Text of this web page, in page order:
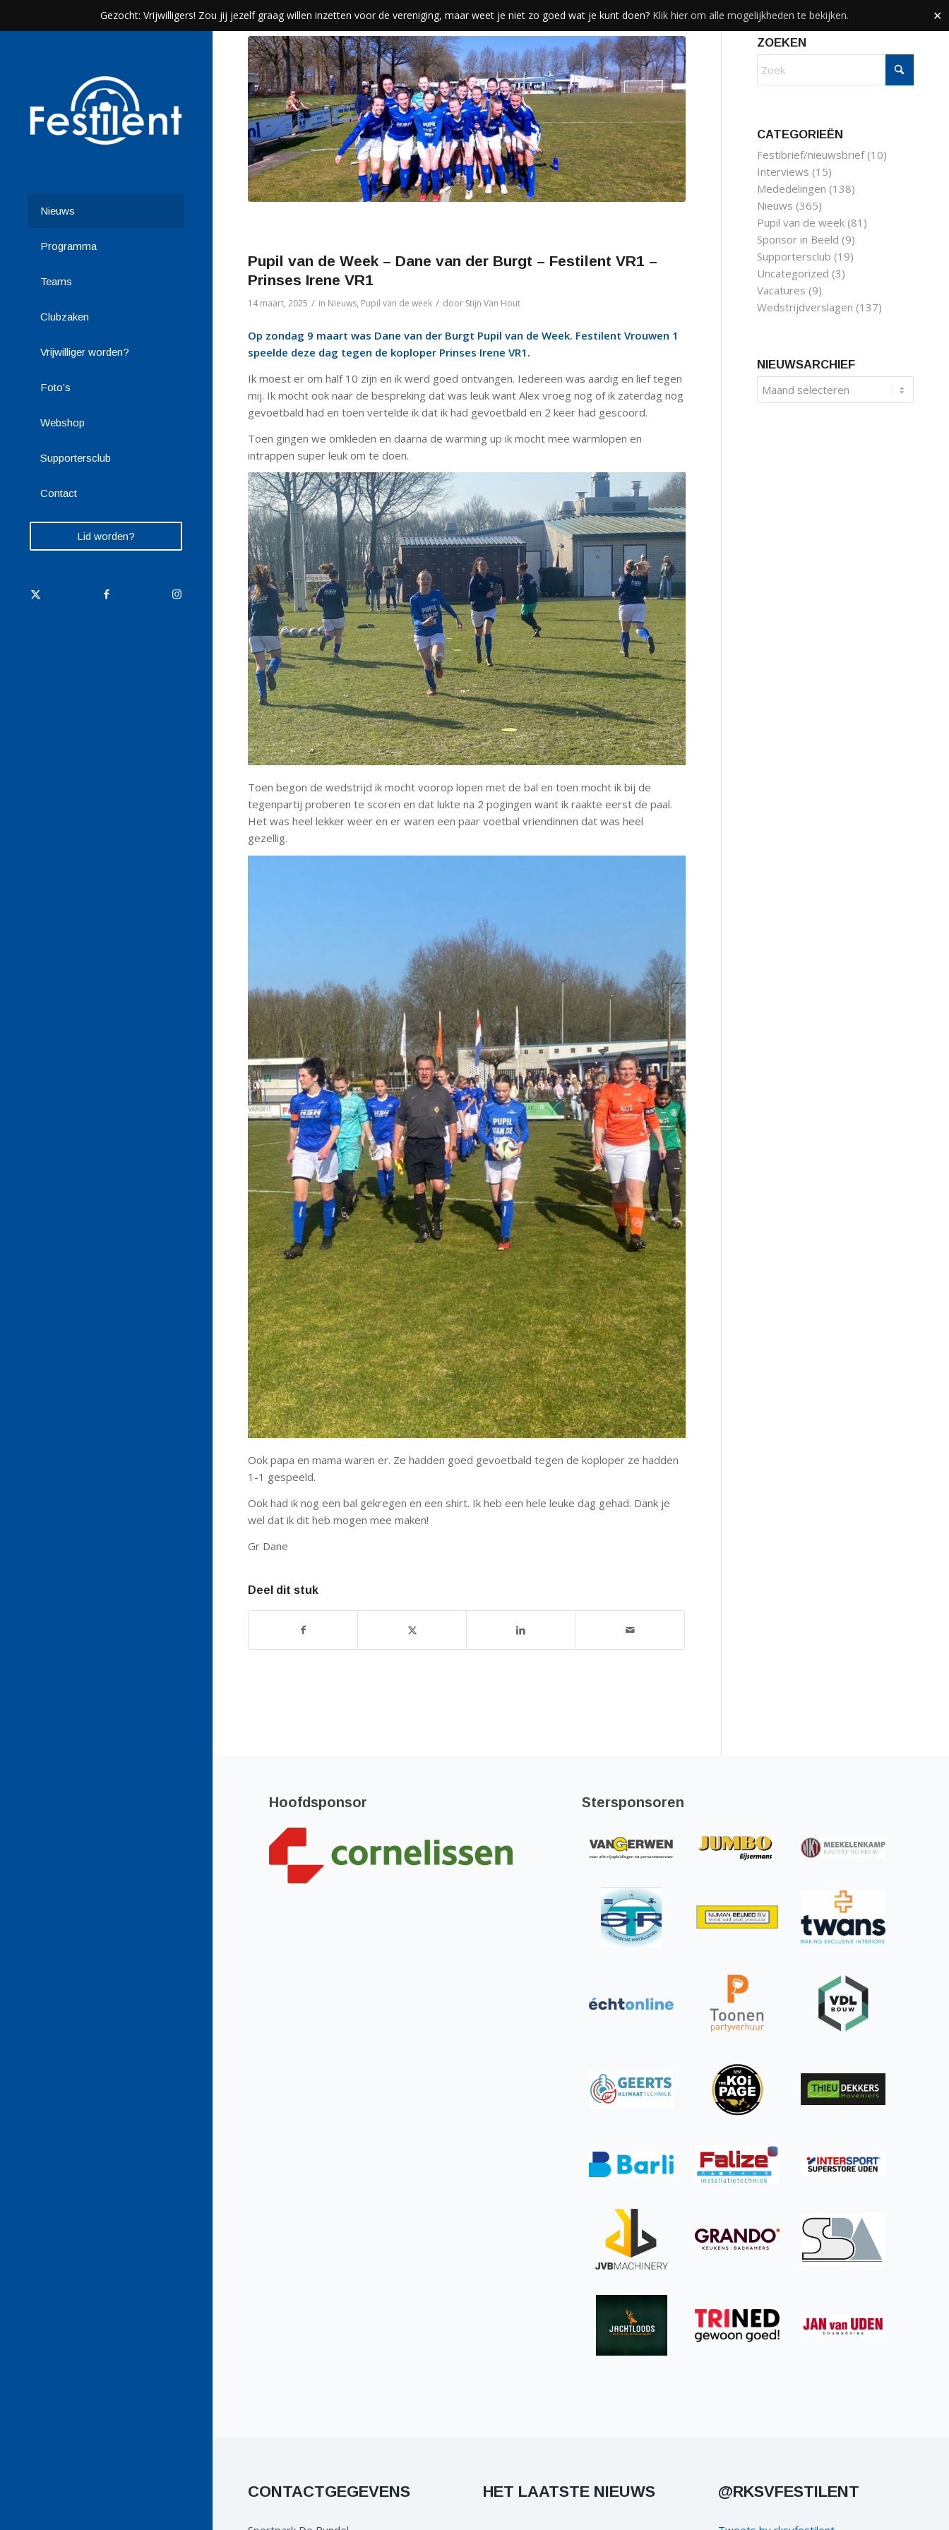
Gezocht: Vrijwilligers! Zou jij jezelf graag willen inzetten voor de vereniging, maar weet je niet zo goed wat je kunt doen? Klik hier om alle mogelijkheden te bekijken. ✕
Nieuws
Programma
Teams
Clubzaken
Vrijwilliger worden?
Foto’s
Webshop
Supportersclub
Contact
Lid worden?
Pupil van de Week – Dane van der Burgt – Festilent VR1 –
Prinses Irene VR1
14 maart, 2025 / in Nieuws, Pupil van de week / door Stijn Van Hout
Op zondag 9 maart was Dane van der Burgt Pupil van de Week. Festilent Vrouwen 1
speelde deze dag tegen de koploper Prinses Irene VR1.
Ik moest er om half 10 zijn en ik werd goed ontvangen. Iedereen was aardig en lief tegen
mij. Ik mocht ook naar de bespreking dat was leuk want Alex vroeg nog of ik zaterdag nog
gevoetbald had en toen vertelde ik dat ik had gevoetbald en 2 keer had gescoord.
Toen gingen we omkleden en daarna de warming up ik mocht mee warmlopen en
intrappen super leuk om te doen.
Toen begon de wedstrijd ik mocht voorop lopen met de bal en toen mocht ik bij de
tegenpartij proberen te scoren en dat lukte na 2 pogingen want ik raakte eerst de paal.
Het was heel lekker weer en er waren een paar voetbal vriendinnen dat was heel
gezellig.
Ook papa en mama waren er. Ze hadden goed gevoetbald tegen de koploper ze hadden
1-1 gespeeld.
Ook had ik nog een bal gekregen en een shirt. Ik heb een hele leuke dag gehad. Dank je
wel dat ik dit heb mogen mee maken!
Gr Dane
Deel dit stuk
ZOEKEN
CATEGORIEËN
Festibrief/nieuwsbrief(10)
Interviews (15)
Mededelingen (138)
Nieuws (365)
Pupil van de week(81)
Sponsor in Beeld (9)
Supportersclub (19)
Uncategorized (3)
Vacatures (9)
Wedstrijdverslagen (137)
NIEUWSARCHIEF
Hoofdsponsor Stersponsoren
CONTACTGEGEVENS HET LAATSTE NIEUWS @RKSVFESTILENT